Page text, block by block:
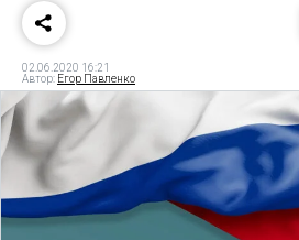
02.06.2020 16:21
Автор: Егор Павленко